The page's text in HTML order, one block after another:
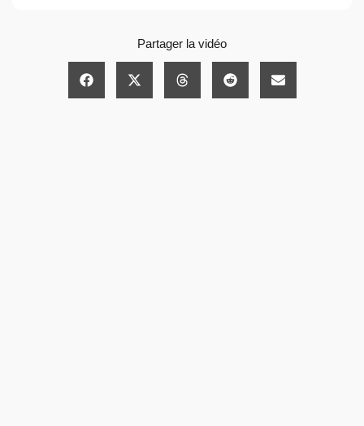
Partager la vidéo